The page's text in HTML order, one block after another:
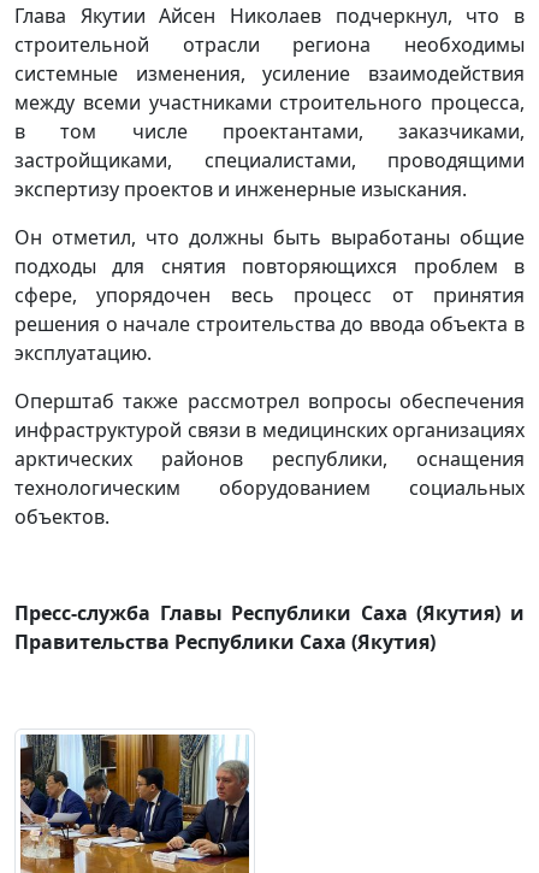
Глава Якутии Айсен Николаев подчеркнул, что в
строительной отрасли региона необходимы
системные изменения, усиление взаимодействия
между всеми участниками строительного процесса,
в том числе проектантами, заказчиками,
застройщиками, специалистами, проводящими
экспертизу проектов и инженерные изыскания.
Он отметил, что должны быть выработаны общие
подходы для снятия повторяющихся проблем в
сфере, упорядочен весь процесс от принятия
решения о начале строительства до ввода объекта в
эксплуатацию.
Оперштаб также рассмотрел вопросы обеспечения
инфраструктурой связи в медицинских организациях
арктических районов республики, оснащения
технологическим оборудованием социальных
объектов.
Пресс-служба Главы Республики Саха (Якутия) и
Правительства Республики Саха (Якутия)